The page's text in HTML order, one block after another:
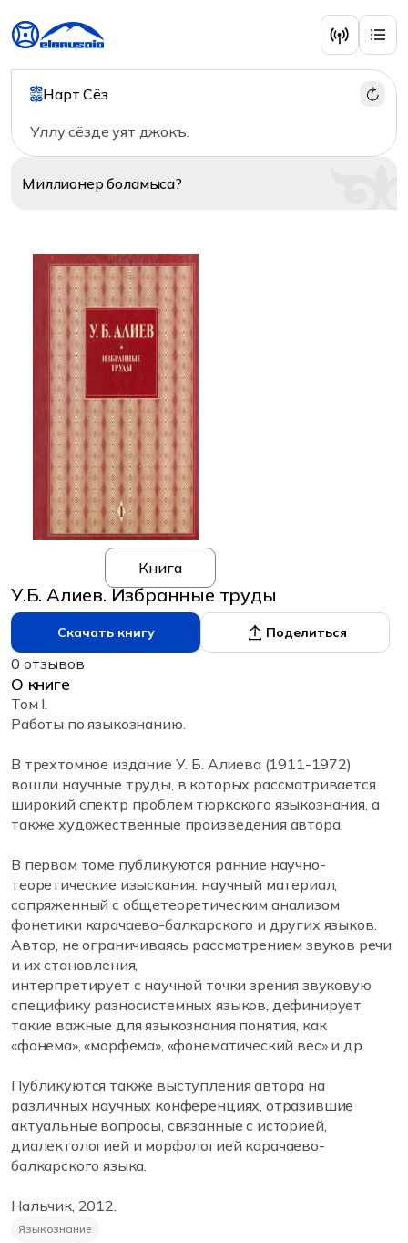
Нарт Сёз
Уллу сёзде уят джокъ.
Миллионерболамыса?
Языкознание
Книга
У.Б. Алиев. Избранные труды
Скачать книгу Поделиться
0 отзывов
О книге
Том I.
Работы по языкознанию.
В трехтомное издание У. Б. Алиева (1911-1972)
вошли научные труды, в которых рассматривается
широкий спектр проблем тюркского языкознания, а
также художественные произведения автора.
В первом томе публикуются ранние научно-
теоретические изыскания: научный материал,
сопряженный с общетеоретическим анализом
фонетики карачаево-балкарского и других языков.
Автор, не ограничиваясь рассмотрением звуков речи
и их становления,
интерпретирует с научной точки зрения звуковую
специфику разносистемных языков, дефинирует
такие важные для языкознания понятия, как
«фонема», «морфема», «фонематический вес» и др.
Публикуются также выступления автора на
различных научных конференциях, отразившие
актуальные вопросы, связанные с историей,
диалектологией и морфологией карачаево-
балкарского языка.
Нальчик, 2012.
Языкознание